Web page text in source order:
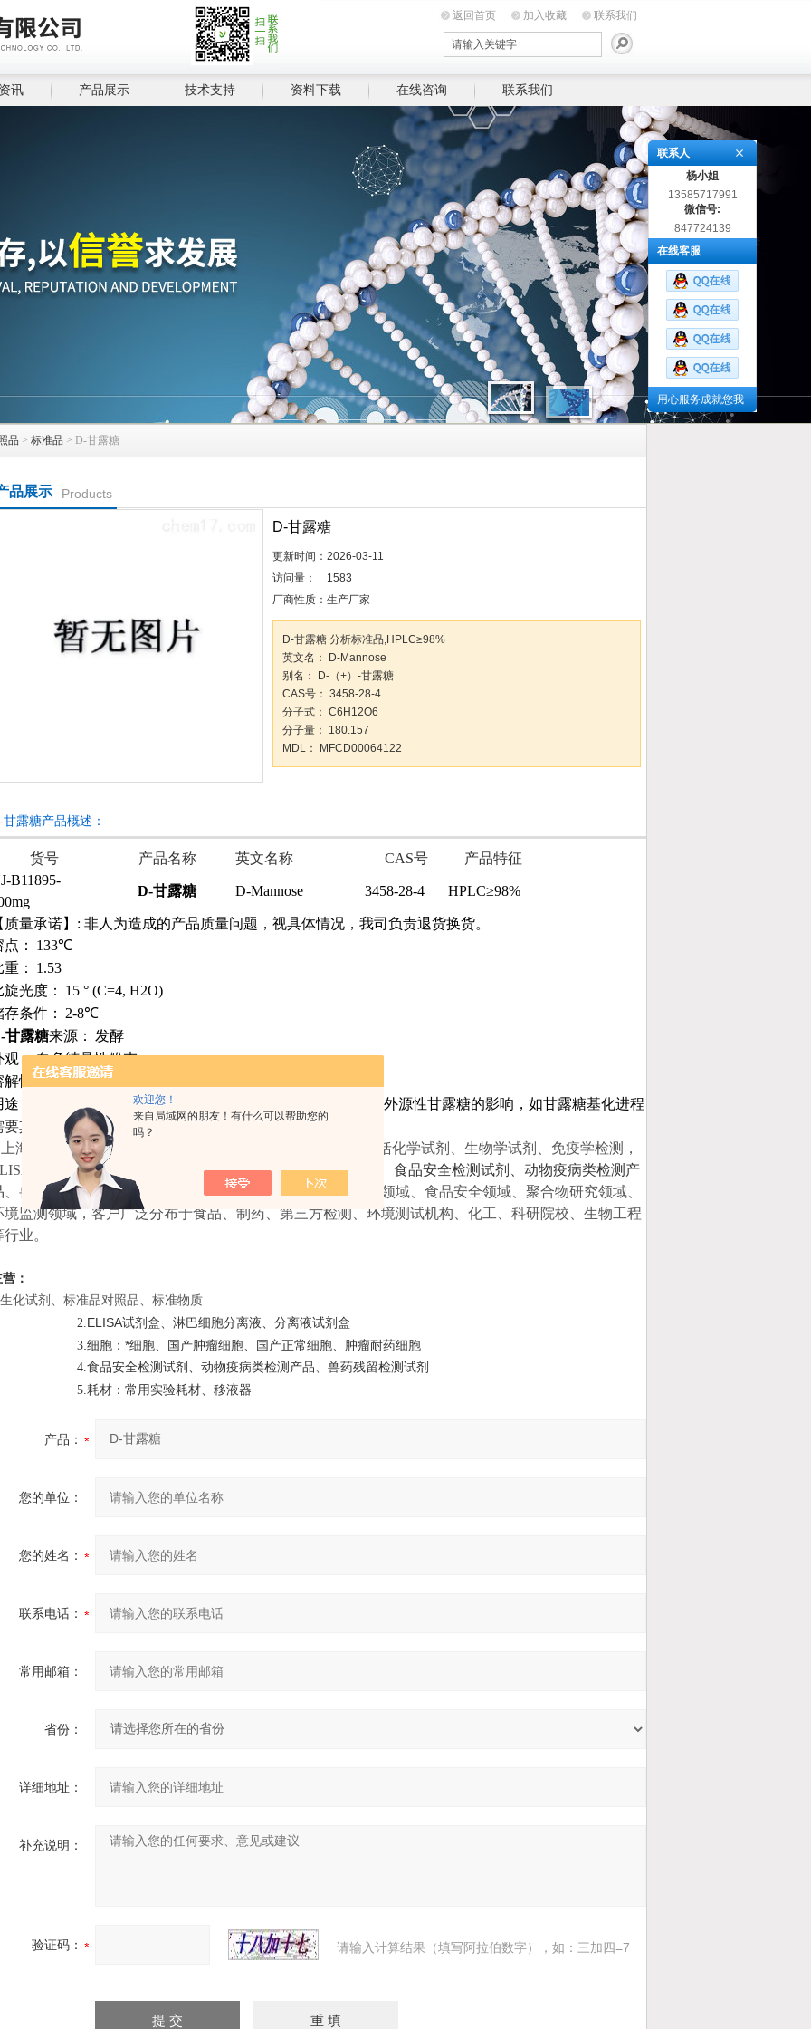
欢迎您！
来自局域网的朋友！有什么可以帮助您的
吗？
返回首页 加入收藏 联系我们
讯 产品展示 技术支持 资料下载 在线咨询 联系我们
品 > 标准品 > D-甘露糖
品展示 Products
D-甘露糖
更新时间： 2026-03-11
访问量：
1583
厂商性质： 生产厂家
D-甘露糖 分析标准品,HPLC≥98%
英文名： D-Mannose
别名： D-（+）-甘露糖
CAS号： 3458-28-4
分子式： C6H12O6
分子量： 180.157
MDL： MFCD00064122
甘露糖产品概述：
货号 产品名称 英文名称 CAS号
产品特征
B11895-
D-甘露糖 D-Mannose 3458-28-4 HPLC≥98%
质量承诺】: 非人为造成的产品质量问题，视具体情况，我司负责退货换货。
：
133℃
：
1.53
旋光度：
15 ° (C=4, H2O)
存条件：
2-8℃
甘露糖来源：
发酵
观：白色结晶性粉末
解性：水中溶解度：2480 g/L (17°C)
：
甘露糖是己糖醛碳水化合物。此产品可用于在体外研究外源性甘露糖的影响，如甘露糖基化进程
要其它规格包装请咨询客服！
海
生物科技有限公司专业提供科研试剂产品，主要包括化学试剂、生物学试剂、 免疫学检测，
试剂盒、生化试剂盒、
分析标准品、对照品、标准物质
食品安全检测试剂、动物疫病类检测产
兽药残留检测试剂、 细胞培养服务等，应用覆盖药物分析领域、食品安全领域、聚合物研究领域、
境监测领域，客户广泛分布于食品、制药、第三方检测、环境测试机构、化工、科研院校、生物工程
行业。
：
生化试剂 、 标准品对照品、标准物质
2.ELISA试剂盒、淋巴细胞分离液、分离液试剂盒
3 .细胞：*细胞、国产肿瘤细胞、国产正常细胞、肿瘤耐药细胞
4.食品安全检测试剂、动物疫病类检测产品、兽药残留检测试剂
5.耗材：常用 实验耗材、移液器
产品：
您的单位：
您的姓名：
联系电话：
常用邮箱：
省份：
详细地址：
补充说明：
验证码： 请输入计算结果（填写阿拉伯数字），如：三加四=7
联系人
杨小姐
13585717991
微信号:
847724139
在线客服
用心服务成就您我